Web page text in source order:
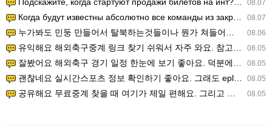
08.07
Подскажите, когда стартуют продажи билетов на инт? https://g…
08.07
Когда будут известны абсолютно все команды из закрытых квали…
08.06
누가봐도 민둥 만들어서 탈북하는것들이나 뭔가 쳐들어오는 낌새를 미리 알아차리기 위함이지 저걸 전쟁준비라고 하…
08.05
유익해요 해외축구중계 링크 찾기 쉬워서 자주 와요. 참고로 무료스포츠중계 정보 확인할 때 출처 꼭 체크해요.…
08.05
잘봤어요 해외축구 경기 일정 한눈에 보기 좋아요. 덕분에 epl중계 볼 때 공식 중계 채널 먼저 찾아봐요. …
08.05
괜찮네요 실시간스포츠 정보 확인하기 좋아요. 그래도 epl중계 볼 때 공식 중계 채널 먼저 찾아봐요. 북마크…
08.05
공유해요 무료중계 찾을 때 여기가 제일 편해요. 그리고 무료스포츠중계 정보 확인할 때 출처 꼭 체크해요. 앞…